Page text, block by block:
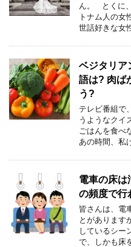
ん。 とくに
トナム人の
世話好きな女
ベジタリア
語は? 肉ば
う?
テレビ番組で
うようなクイ
ごはんを食べ
あの時間、私
電車の床は
の頻度で行
皆さんは、電
とがあります
しているシー
で、しかも床